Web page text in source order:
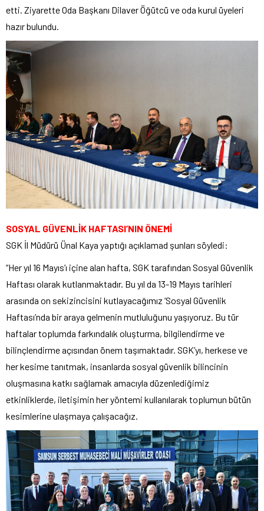
etti. Ziyarette Oda Başkanı Dilaver Öğütcü ve oda kurul üyeleri
hazır bulundu.
SOSYAL GÜVENLİK HAFTASI’NIN ÖNEMİ
SGK İl Müdürü Ünal Kaya yaptığı açıklamad şunları söyledi:
“Her yıl 16 Mayıs’ı içine alan hafta, SGK tarafından Sosyal Güvenlik
Haftası olarak kutlanmaktadır. Bu yıl da 13-19 Mayıs tarihleri
arasında on sekizincisini kutlayacağımız ‘Sosyal Güvenlik
Haftası’nda bir araya gelmenin mutluluğunu yaşıyoruz. Bu tür
haftalar toplumda farkındalık oluşturma, bilgilendirme ve
bilinçlendirme açısından önem taşımaktadır. SGK’yı, herkese ve
her kesime tanıtmak, insanlarda sosyal güvenlik bilincinin
oluşmasına katkı sağlamak amacıyla düzenlediğimiz
etkinliklerde, iletişimin her yöntemi kullanılarak toplumun bütün
kesimlerine ulaşmaya çalışacağız.